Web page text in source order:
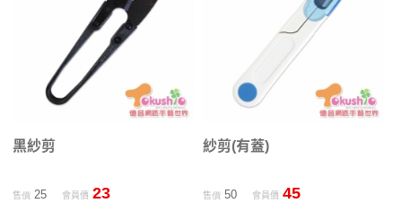
黑紗剪
售價25 會員價 23
紗剪(有蓋)
售價 50 會員價 45